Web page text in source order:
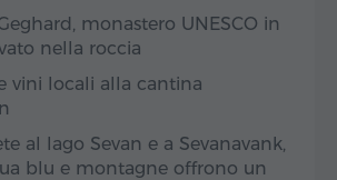
monastero UNESCO in
nella roccia
vini locali alla cantina
al lago Sevan e a Sevanavank,
blu e montagne offrono un